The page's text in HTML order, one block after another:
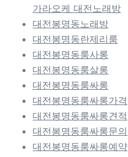
가라오케 대전노래방
대전봉명동노래방
대전봉명동란제리룸
대전봉명동룸사롱
대전봉명동룸살롱
대전봉명동룸싸롱
대전봉명동룸싸롱가격
대전봉명동룸싸롱견적
대전봉명동룸싸롱문의
대전봉명동룸싸롱예약